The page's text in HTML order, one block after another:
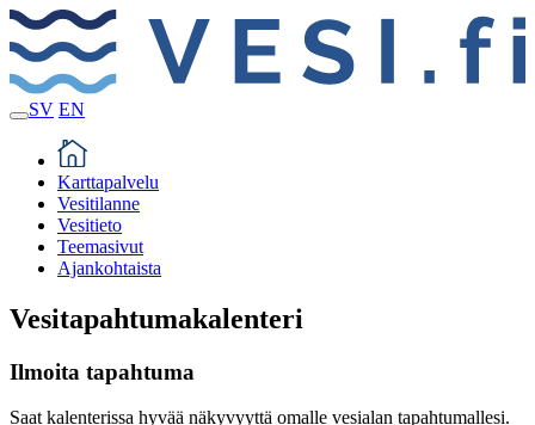
SV EN
Karttapalvelu
Vesitilanne
Vesitieto
Teemasivut
Ajankohtaista
Vesitapahtuma­kalenteri
Ilmoita tapahtuma
Saat kalenterissa hyvää näkyvyyttä omalle vesialan tapahtumallesi.